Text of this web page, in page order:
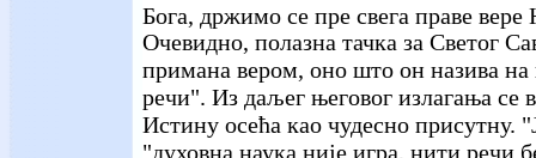
Бога, држимо се пре свега праве вере
Очевидно, полазна тачка за Светог
примана вером, оно што он назива на
речи". Из даљег његовог излагања се
Истину осећа као чудесно присутну.
"духовна наука није игра, нити речи